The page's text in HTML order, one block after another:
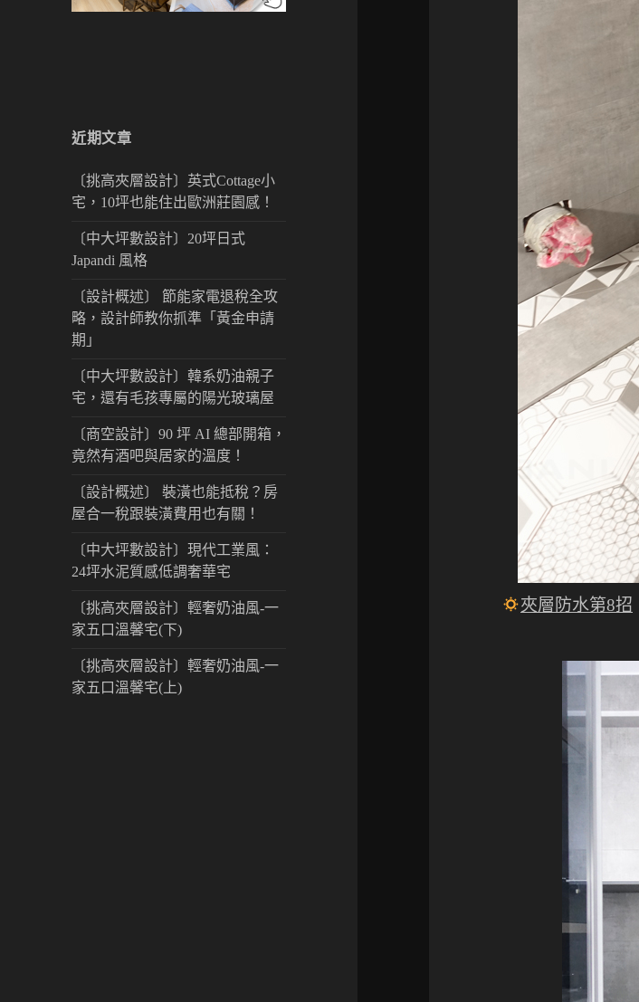
近期文章
〔挑高夾層設計〕英式Cottage小
宅，10坪也能住出歐洲莊園感！
〔中大坪數設計〕20坪日式
Japandi 風格
〔設計概述〕 節能家電退稅全攻
略，設計師教你抓準「黃金申請
期」
〔中大坪數設計〕韓系奶油親子
宅，還有毛孩專屬的陽光玻璃屋
〔商空設計〕90 坪 AI 總部開箱，
竟然有酒吧與居家的溫度！
〔設計概述〕 裝潢也能抵稅？房
屋合一稅跟裝潢費用也有關！
〔中大坪數設計〕現代工業風：
24坪水泥質感低調奢華宅
〔挑高夾層設計〕輕奢奶油風-一
家五口溫馨宅(下)
〔挑高夾層設計〕輕奢奶油風-一
家五口溫馨宅(上)
夾層防水第8招